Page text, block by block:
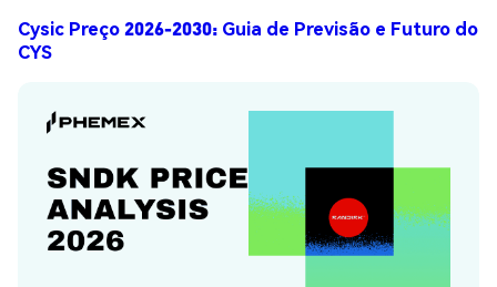
Cysic Preço 2026-2030: Guia de Previsão e Futuro do
CYS